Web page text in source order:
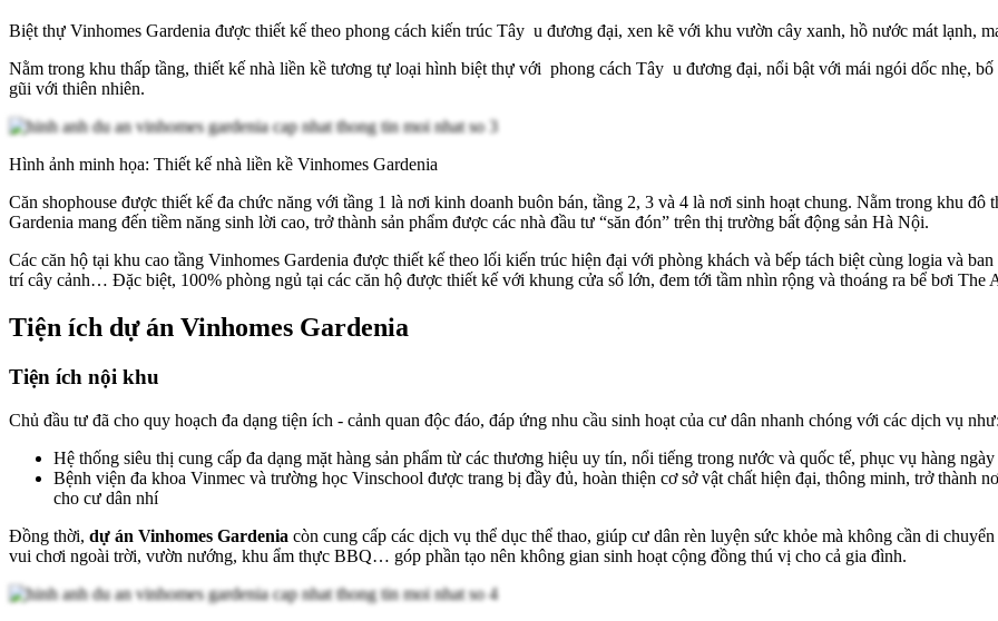
Biệt thự Vinhomes Gardenia được thiết kế theo phong cách kiến trúc Tây u đương đại, xen kẽ với khu vườn cây xanh, hồ nước mát lạnh,
Nằm trong khu thấp tầng, thiết kế nhà liền kề tương tự loại hình biệt thự với phong cách Tây u đương đại, nổi bật với mái ngói dốc nhẹ,
gũi với thiên nhiên.
Hình ảnh minh họa: Thiết kế nhà liền kề Vinhomes Gardenia
Căn shophouse được thiết kế đa chức năng với tầng 1 là nơi kinh doanh buôn bán, tầng 2, 3 và 4 là nơi sinh hoạt chung. Nằm trong khu
Gardenia mang đến tiềm năng sinh lời cao, trở thành sản phẩm được các nhà đầu tư “săn đón” trên thị trường bất động sản Hà Nội.
Các căn hộ tại khu cao tầng Vinhomes Gardenia được thiết kế theo lối kiến trúc hiện đại với phòng khách và bếp tách biệt cùng logia và
trí cây cảnh… Đặc biệt, 100% phòng ngủ tại các căn hộ được thiết kế với khung cửa sổ lớn, đem tới tầm nhìn rộng và thoáng ra bể bơi
Tiện ích dự án Vinhomes Gardenia
Tiện ích nội khu
Chủ đầu tư đã cho quy hoạch đa dạng tiện ích - cảnh quan độc đáo, đáp ứng nhu cầu sinh hoạt của cư dân nhanh chóng với các dịch vụ
Hệ thống siêu thị cung cấp đa dạng mặt hàng sản phẩm từ các thương hiệu uy tín, nổi tiếng trong nước và quốc tế, phục vụ hàng
Bệnh viện đa khoa Vinmec và trường học Vinschool được trang bị đầy đủ, hoàn thiện cơ sở vật chất hiện đại, thông minh, trở thành
cho cư dân nhí
Đồng thời, dự án Vinhomes Gardenia còn cung cấp các dịch vụ thể dục thể thao, giúp cư dân rèn luyện sức khỏe mà không cần di
vui chơi ngoài trời, vườn nướng, khu ẩm thực BBQ… góp phần tạo nên không gian sinh hoạt cộng đồng thú vị cho cả gia đình.